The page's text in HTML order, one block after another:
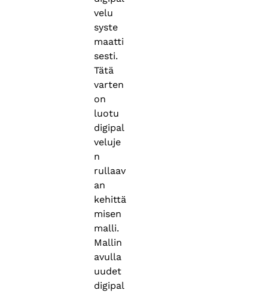
velu
syste
maatti
sesti.
Tätä
varten
on
luotu
digipal
veluje
n
rullaav
an
kehittä
misen
malli.
Mallin
avulla
uudet
digipal